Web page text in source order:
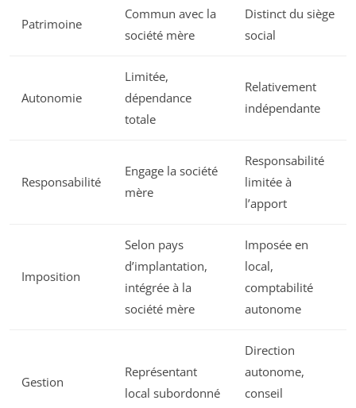
Patrimoine
Commun avec la
société mère
Distinct du siège
social
Autonomie
Limitée,
dépendance
totale
Relativement
indépendante
Responsabilité
Engage la société
mère
Responsabilité
limitée à
l’apport
Imposition
Selon pays
d’implantation,
intégrée à la
société mère
Imposée en
local,
comptabilité
autonome
Gestion
Représentant
local subordonné
Direction
autonome,
conseil